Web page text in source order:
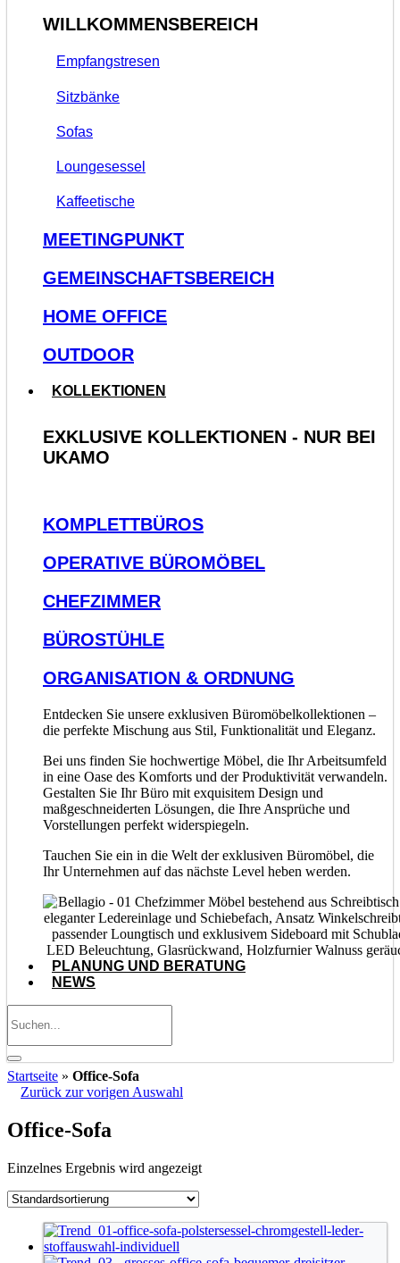
WILLKOMMENSBEREICH
Empfangstresen
Sitzbänke
Sofas
Loungesessel
Kaffeetische
MEETINGPUNKT
GEMEINSCHAFTSBEREICH
HOME OFFICE
OUTDOOR
KOLLEKTIONEN
EXKLUSIVE KOLLEKTIONEN - NUR BEI
UKAMO
KOMPLETTBÜROS
OPERATIVE BÜROMÖBEL
CHEFZIMMER
BÜROSTÜHLE
ORGANISATION & ORDNUNG
Entdecken Sie unsere exklusiven Büromöbelkollektionen –
die perfekte Mischung aus Stil, Funktionalität und Eleganz.
Bei uns finden Sie hochwertige Möbel, die Ihr Arbeitsumfeld
in eine Oase des Komforts und der Produktivität verwandeln.
Gestalten Sie Ihr Büro mit exquisitem Design und
maßgeschneiderten Lösungen, die Ihre Ansprüche und
Vorstellungen perfekt widerspiegeln.
Tauchen Sie ein in die Welt der exklusiven Büromöbel, die
Ihr Unternehmen auf das nächste Level heben werden.
PLANUNG UND BERATUNG
NEWS
Startseite » Office-Sofa
Zurück zur vorigen Auswahl
Office-Sofa
Einzelnes Ergebnis wird angezeigt